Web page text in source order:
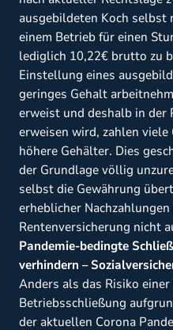
ausgebildeten Koch selbst
einem Betrieb für einen
lediglich 10,22€ brutto zu
Einstellung eines
geringes Gehalt
erweist und deshalb in der
erweisen wird, zahlen
höhere Gehälter. Dies
der Grundlage völlig
selbst die Gewährung
erheblicher
Rentenversicherung nicht
Pandemie-bedingte
verhindern –
Anders als das Risiko
Betriebsschließung
der aktuellen Corona